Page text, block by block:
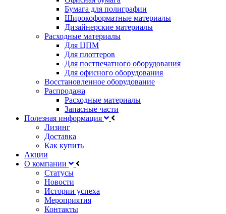
Бумага для полиграфии
Широкоформатные материалы
Дизайнерские материалы
Расходные материалы
Для ЦПМ
Для плоттеров
Для постпечатного оборудования
Для офисного оборудования
Восстановленное оборудование
Распродажа
Расходные материалы
Запасные части
Полезная информация
Лизинг
Доставка
Как купить
Акции
О компании
Статусы
Новости
Истории успеха
Мероприятия
Контакты